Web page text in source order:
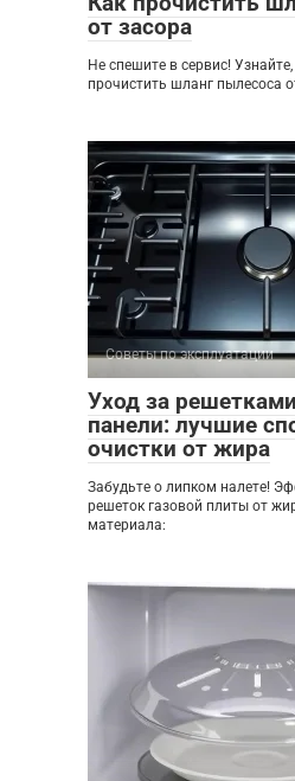
от засора
Не спешите в сервис!
прочистить шланг пылесоса
Советы по эксплуатации
Уход за
панели: лучшие
очистки от жира
Забудьте о липком налете!
решеток газовой плиты от
материала: